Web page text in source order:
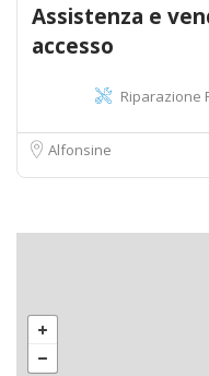
Assistenza e
accesso
Riparazione
Alfonsine